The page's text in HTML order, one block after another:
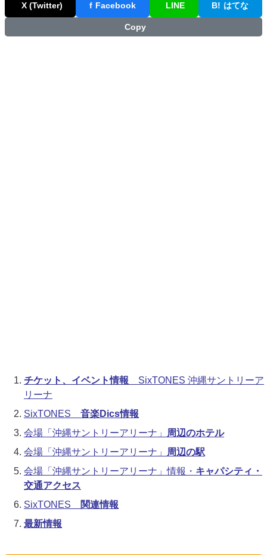
X (Twitter) f Facebook LINE B! はてな
Copy
チケット、イベント情報 SixTONES 沖縄サントリーア
リーナ
SixTONES 音楽Dics情報
会場「沖縄サントリーアリーナ」
周辺のホテル
会場「沖縄サントリーアリーナ」
周辺の駅
会場「沖縄サントリーアリーナ」情報・ キャパシティ・
交通アクセス
SixTONES
関連情報
最新情報